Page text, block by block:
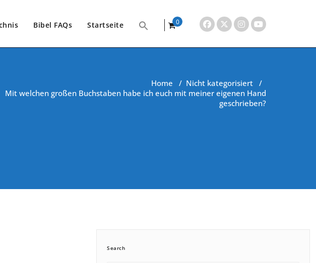
Bibel FAQs Startseite
0
Home / Nicht kategorisiert /
Mit welchen großen Buchstaben habe ich euch mit meiner eigenen Hand
geschrieben?
Search